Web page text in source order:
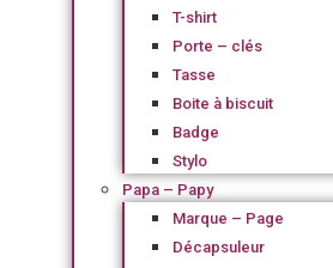
T-shirt
Porte – clés
Tasse
Boite à biscuit
Badge
Stylo
Papa – Papy
Marque – Page
Décapsuleur